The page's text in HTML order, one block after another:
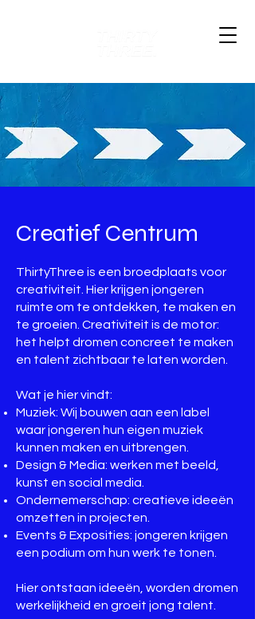
Creatief Centrum
ThirtyThree is een broedplaats voor
creativiteit. Hier krijgen jongeren
ruimte om te ontdekken, te maken en
te groeien. Creativiteit is de motor:
het helpt dromen concreet te maken
en talent zichtbaar te laten worden.
Wat je hier vindt:
Muziek: Wij bouwen aan een label
waar jongeren hun eigen muziek
kunnen maken en uitbrengen.
Design & Media: werken met beeld,
kunst en social media.
Ondernemerschap: creatieve ideeën
omzetten in projecten.
Events & Exposities: jongeren krijgen
een podium om hun werk te tonen.
Hier ontstaan ideeën, worden dromen
werkelijkheid en groeit jong talent.